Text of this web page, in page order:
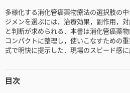
多様化する消化管癌薬物療法の選択肢の
ジメンを選ぶには，治療効果，副作用，
と判断が求められる．本書は消化管癌薬
コンパクトに整理し，使いこなすための
式で明快に提示した．現場のスピード感に
目次